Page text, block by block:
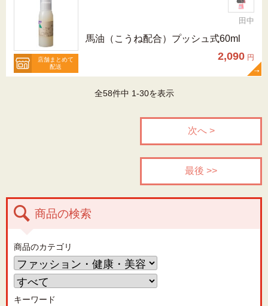
店舗まとめて
配送
田中
馬油（こうね配合）プッシュ式60ml
2,090 円
全58件中 1-30を表示
次へ >
最後 >>
商品の検索
商品のカテゴリ
キーワード